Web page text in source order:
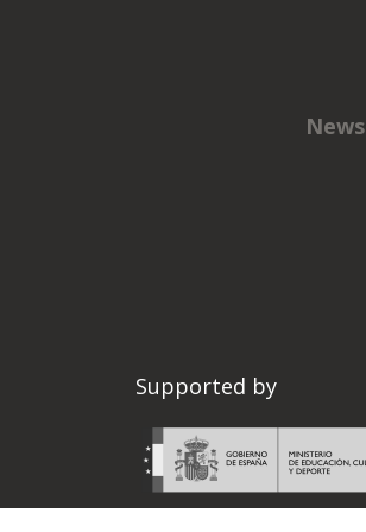
News
Supported by